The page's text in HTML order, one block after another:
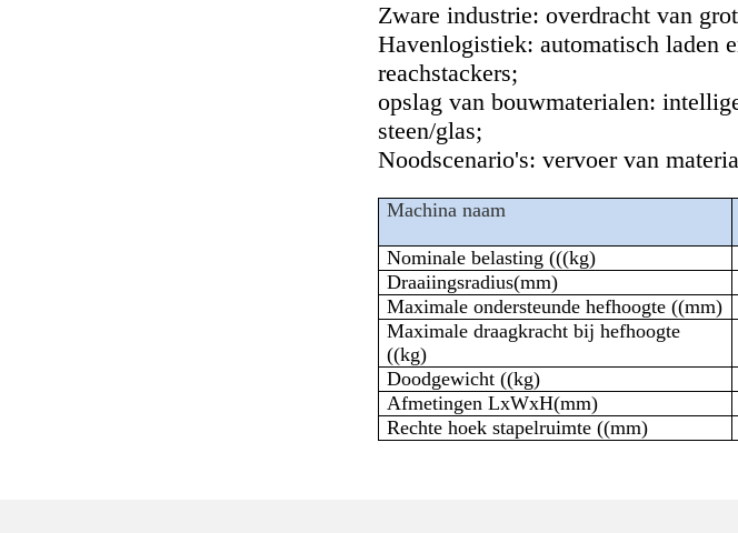
Zware industrie: overdracht van
Havenlogistiek: automatisch laden
reachstackers;
opslag van bouwmaterialen:
steen/glas;
Noodscenario's: vervoer van
Machina naam
Nominale belasting (((kg)
Draaiingsradius(mm)
Maximale ondersteunde hefhoogte ((mm)
Maximale draagkracht bij hefhoogte
((kg)
Doodgewicht ((kg)
Afmetingen LxWxH(mm)
Rechte hoek stapelruimte ((mm)